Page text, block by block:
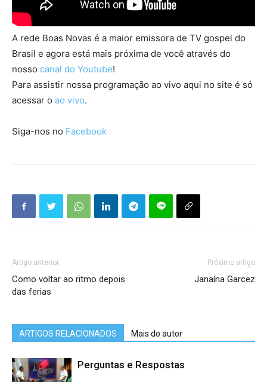
A rede Boas Novas é a maior emissora de TV gospel do
Brasil e agora está mais próxima de você através do
nosso canal do Youtube!
Para assistir nossa programação ao vivo aqui no site é só
acessar o ao vivo.
Siga-nos no Facebook
Artigo anterior
Como voltar ao ritmo depois
das ferias
Próximo artigo
Janaína Garcez
ARTIGOS RELACIONADOS Mais do autor
Perguntas e Respostas